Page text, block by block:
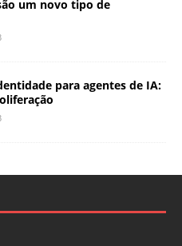
um novo tipo de
para agentes de IA: